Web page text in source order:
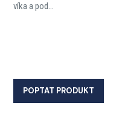
víka a pod…
POPTAT PRODUKT